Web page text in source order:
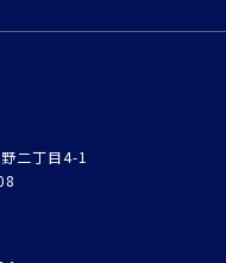
二丁目4-1